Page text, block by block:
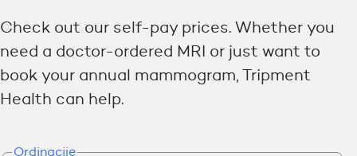
Check out our self-pay prices. Whether you
need a doctor-ordered MRI or just want to
book your annual mammogram, Tripment
Health can help.
Ordinacije